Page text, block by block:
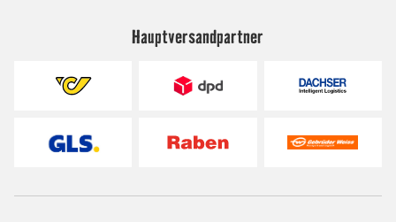
Hauptversandpartner